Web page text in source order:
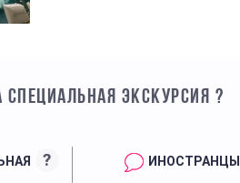
ЭКСКУРСИЯ ?
? ИНОСТРАНЦЫ